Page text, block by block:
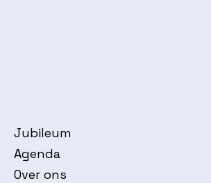
Jubileum
Agenda
Over ons